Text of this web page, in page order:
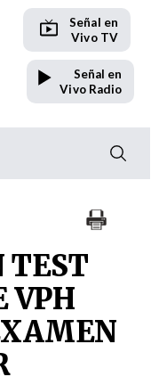
Señal en
Vivo TV
Señal en
Vivo Radio
VPH